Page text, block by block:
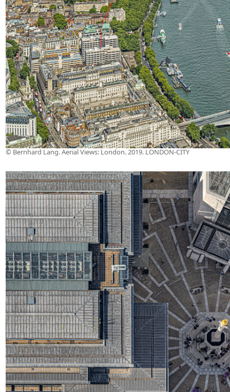
© Bernhard Lang. Aerial Views: London. 2019. LONDON-CITY